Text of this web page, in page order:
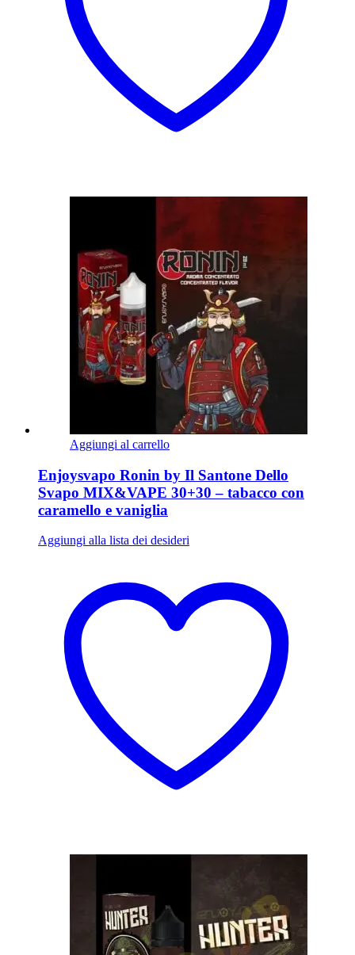
Aggiungi al carrello
Enjoysvapo Ronin by Il Santone Dello
Svapo MIX&VAPE 30+30 – tabacco con
caramello e vaniglia
Aggiungi alla lista dei desideri